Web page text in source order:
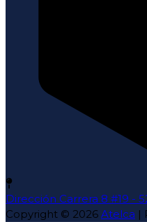
Dirección Carrera 8 #19 -
Copyright © 2026 Atelca |